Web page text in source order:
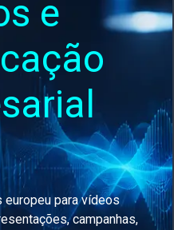
e
europeu para vídeos
campanhas,